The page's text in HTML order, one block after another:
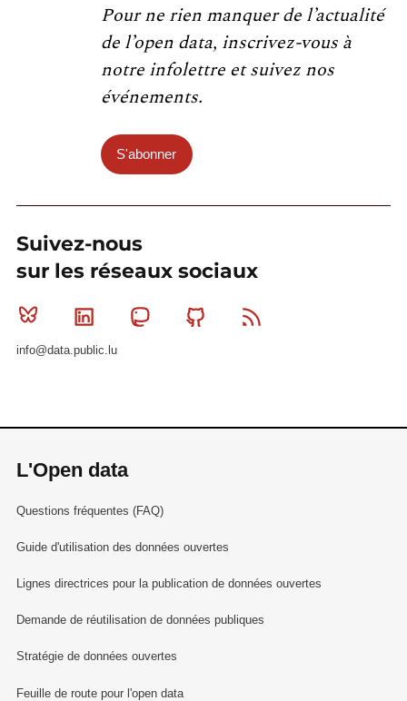
Pour ne rien manquer de l’actualité
de l’open data, inscrivez-vous à
notre infolettre et suivez nos
événements.
S'abonner
Suivez-nous
sur les réseaux sociaux
Bluesky Linkedin MastodonGithub
info@data.public.lu
L'Open data
Questions fréquentes (FAQ)
Guide d'utilisation des données ouvertes
Lignes directrices pour la publication de données ouvertes
Demande de réutilisation de données publiques
Stratégie de données ouvertes
Feuille de route pour l'open data